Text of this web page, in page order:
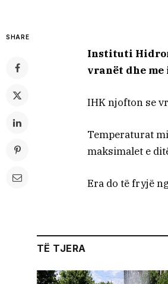
SHARE
Instituti
vranët dhe
IHK njofton se
Temperaturat
maksimalet e
Era do të fryjë
TË TJERA